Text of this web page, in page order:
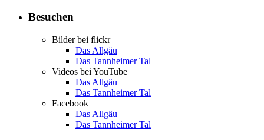
Besuchen
Bilder bei flickr
Das Allgäu
Das Tannheimer Tal
Videos bei YouTube
Das Allgäu
Das Tannheimer Tal
Facebook
Das Allgäu
Das Tannheimer Tal